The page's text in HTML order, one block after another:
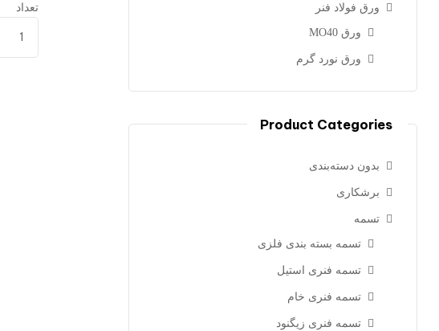
تعداد
ورق فولاد فنر
ورق MO40
ورق نورد گرم
Product Categories
بدون دسته‌بندی
برشکاری
تسمه
تسمه بسته بندی فلزی
تسمه فنری استیل
تسمه فنری خام
تسمه فنری زیگنود